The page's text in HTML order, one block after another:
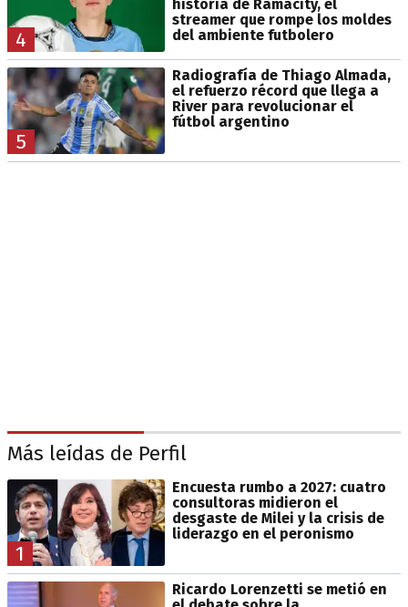
4
historia de Ramacity, el
streamer que rompe los moldes
del ambiente futbolero
5
Radiografía de Thiago Almada,
el refuerzo récord que llega a
River para revolucionar el
fútbol argentino
Más leídas de Perfil
1
Encuesta rumbo a 2027: cuatro
consultoras midieron el
desgaste de Milei y la crisis de
liderazgo en el peronismo
Ricardo Lorenzetti se metió en